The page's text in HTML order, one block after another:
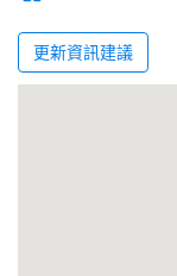
更新資訊建議